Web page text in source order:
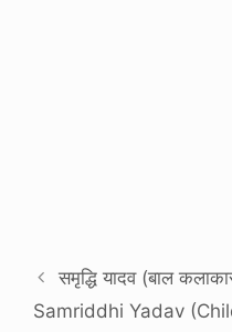
समृद्धि यादव (बाल
Samriddhi Yadav